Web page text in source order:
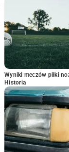
Wyniki meczów piłki
Historia